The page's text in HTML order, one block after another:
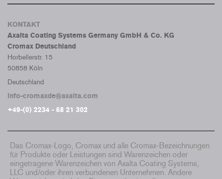
KONTAKT
Axalta Coating Systems Germany GmbH & Co. KG
Cromax Deutschland
Horbellerstr. 15
50858 Köln
Deutschland
info-cromaxde@axalta.com
+49-(0) 2234 - 68 21 302
Das Cromax-Logo, Cromax und alle Cromax-Bezeichnungen
für Produkte oder Leistungen sind Warenzeichen oder
eingetragene Warenzeichen von Axalta Coating Systems,
LLC und/oder ihren verbundenen Unternehmen. Andere